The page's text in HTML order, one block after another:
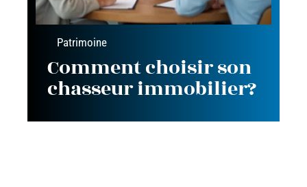
Patrimoine
Comment choisir son
chasseur immobilier?